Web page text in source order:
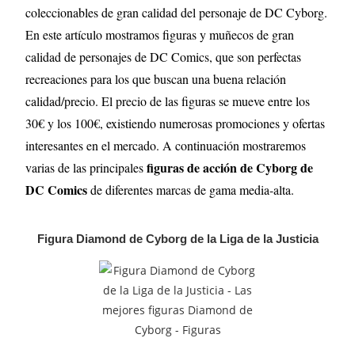
coleccionables de gran calidad del personaje de DC Cyborg.
En este artículo mostramos figuras y muñecos de gran
calidad de personajes de DC Comics, que son perfectas
recreaciones para los que buscan una buena relación
calidad/precio. El precio de las figuras se mueve entre los
30€ y los 100€, existiendo numerosas promociones y ofertas
interesantes en el mercado. A continuación mostraremos
varias de las principalesfiguras de acción de Cyborg de
DC Comicsde diferentes marcas de gama media-alta.
Figura Diamond de Cyborg de la Liga de la Justicia